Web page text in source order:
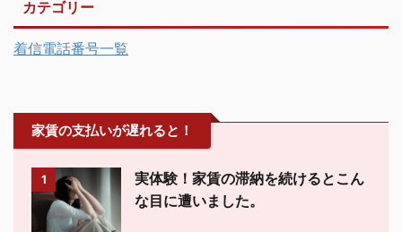
カテゴリー
着信電話番号一覧
家賃の支払いが遅れると！
1
実体験！家賃の滞納を続けるとこん
な目に遭いました。